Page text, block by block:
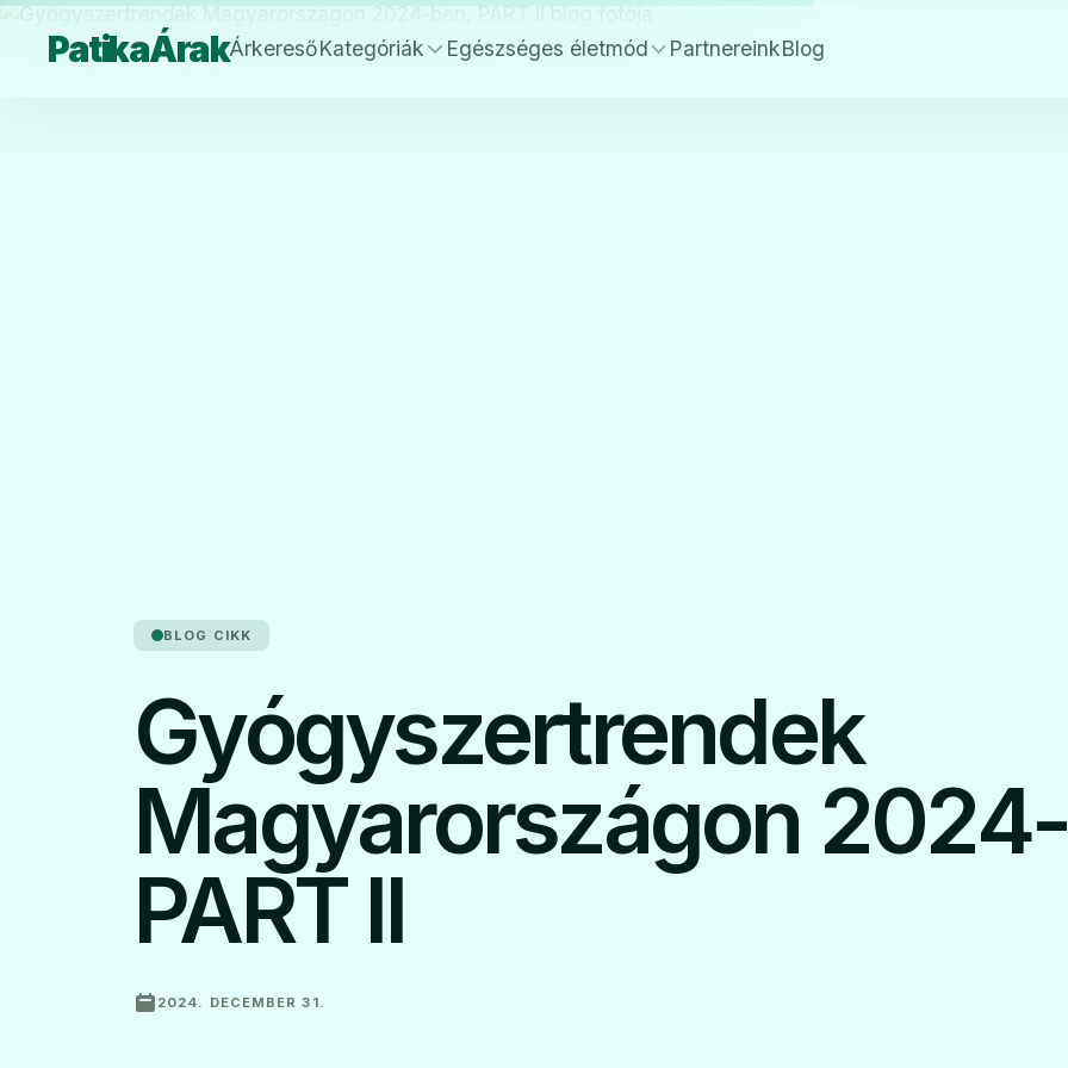
PatikaÁrakÁrkeresőKategóriák Egészséges életmód PartnereinkBlog
BLOG CIKK
Gyógyszertrendek
Magyarországon
PART II
2024. DECEMBER 31.